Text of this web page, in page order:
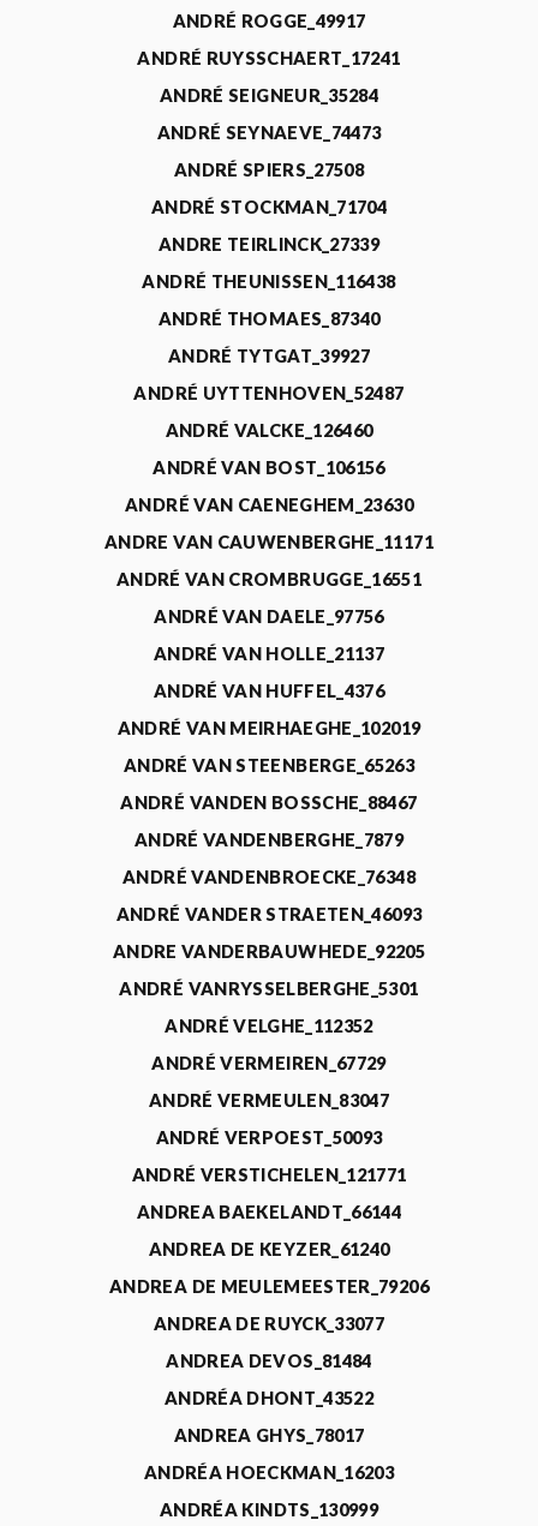
ANDRÉ ROGGE_49917
ANDRÉ RUYSSCHAERT_17241
ANDRÉ SEIGNEUR_35284
ANDRÉ SEYNAEVE_74473
ANDRÉ SPIERS_27508
ANDRÉ STOCKMAN_71704
ANDRE TEIRLINCK_27339
ANDRÉ THEUNISSEN_116438
ANDRÉ THOMAES_87340
ANDRÉ TYTGAT_39927
ANDRÉ UYTTENHOVEN_52487
ANDRÉ VALCKE_126460
ANDRÉ VAN BOST_106156
ANDRÉ VAN CAENEGHEM_23630
ANDRE VAN CAUWENBERGHE_11171
ANDRÉ VAN CROMBRUGGE_16551
ANDRÉ VAN DAELE_97756
ANDRÉ VAN HOLLE_21137
ANDRÉ VAN HUFFEL_4376
ANDRÉ VAN MEIRHAEGHE_102019
ANDRÉ VAN STEENBERGE_65263
ANDRÉ VANDEN BOSSCHE_88467
ANDRÉ VANDENBERGHE_7879
ANDRÉ VANDENBROECKE_76348
ANDRÉ VANDER STRAETEN_46093
ANDRE VANDERBAUWHEDE_92205
ANDRÉ VANRYSSELBERGHE_5301
ANDRÉ VELGHE_112352
ANDRÉ VERMEIREN_67729
ANDRÉ VERMEULEN_83047
ANDRÉ VERPOEST_50093
ANDRÉ VERSTICHELEN_121771
ANDREA BAEKELANDT_66144
ANDREA DE KEYZER_61240
ANDREA DE MEULEMEESTER_79206
ANDREA DE RUYCK_33077
ANDREA DEVOS_81484
ANDRÉA DHONT_43522
ANDREA GHYS_78017
ANDRÉA HOECKMAN_16203
ANDRÉA KINDTS_130999